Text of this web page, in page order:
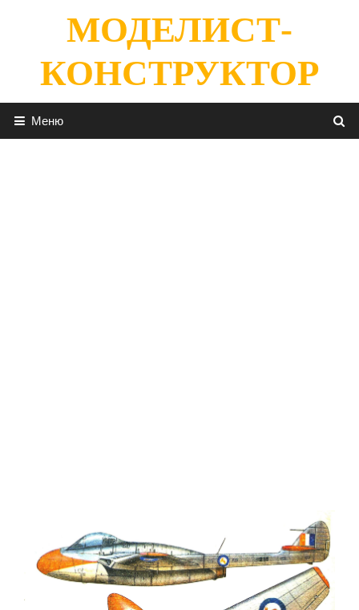
содержимомуМОДЕЛИСТ-
КОНСТРУКТОР
Меню